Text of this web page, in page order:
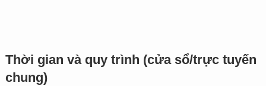
Thời gian và quy trình (cửa sổ/trực tuyến
chung)